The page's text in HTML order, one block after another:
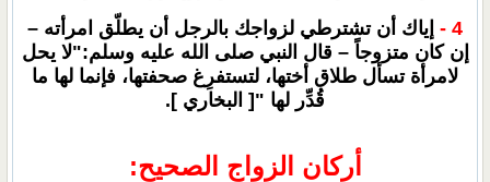
4 -
إياك أن تشترطي لزواجك بالرجل أن يطلّق امرأته –
إن كان متزوجاً – قال النبي صلى الله عليه وسلم:"لا يحل
لامرأة تسأل طلاق أختها، لتستفرِغ صحفتها، فإنما لها ما
قُدِّر لها "[ البخاري ].
أركان الزواج الصحيح: